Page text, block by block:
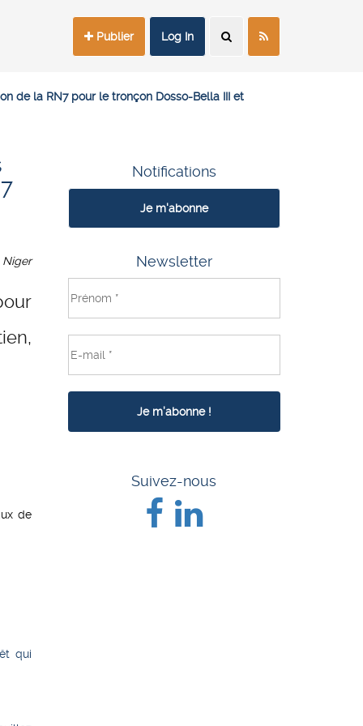
Publier Log In
de la RN7 pour le tronçon Dosso-Bella III et
Niger
de
qui
Notifications
Je m'abonne
Newsletter
Suivez-nous